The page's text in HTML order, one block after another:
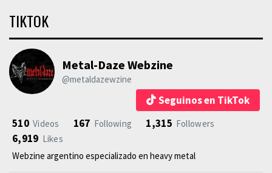
TIKTOK
Metal-Daze Webzine
@metaldazewzine
Seguinos en TikTok
510 Videos 167 Following 1,315 Followers
6,919 Likes
Webzine argentino especializado en heavy metal